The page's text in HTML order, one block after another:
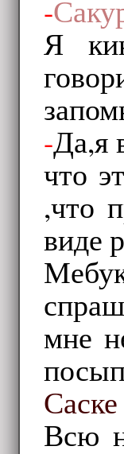
-
Я
-Да,я
что
,что
виде
мне
Саске
Всю